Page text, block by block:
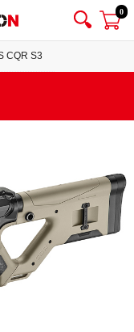
0
CQR S3